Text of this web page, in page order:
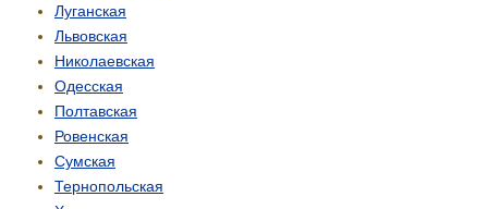
Луганская
Львовская
Николаевская
Одесская
Полтавская
Ровенская
Сумская
Тернопольская